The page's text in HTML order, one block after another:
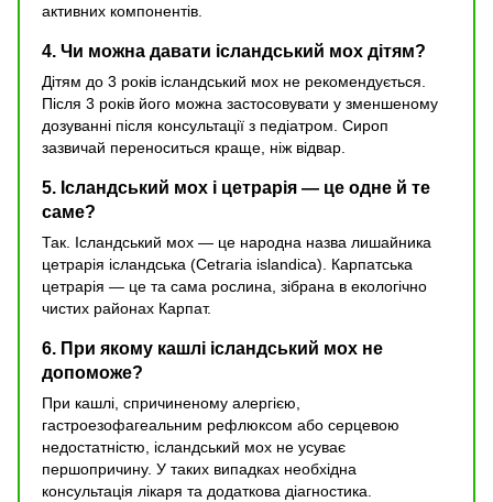
активних компонентів.
4. Чи можна давати ісландський мох дітям?
Дітям до 3 років ісландський мох не рекомендується.
Після 3 років його можна застосовувати у зменшеному
дозуванні після консультації з педіатром. Сироп
зазвичай переноситься краще, ніж відвар.
5. Ісландський мох і цетрарія — це одне й те
саме?
Так. Ісландський мох — це народна назва лишайника
цетрарія ісландська (Cetraria islandica). Карпатська
цетрарія — це та сама рослина, зібрана в екологічно
чистих районах Карпат.
6. При якому кашлі ісландський мох не
допоможе?
При кашлі, спричиненому алергією,
гастроезофагеальним рефлюксом або серцевою
недостатністю, ісландський мох не усуває
першопричину. У таких випадках необхідна
консультація лікаря та додаткова діагностика.